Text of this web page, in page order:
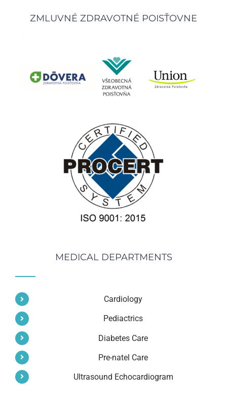
ZMLUVNÉ ZDRAVOTNÉ POISŤOVNE
MEDICAL DEPARTMENTS
Cardiology
Pediactrics
Diabetes Care
Pre-natel Care
Ultrasound Echocardiogram